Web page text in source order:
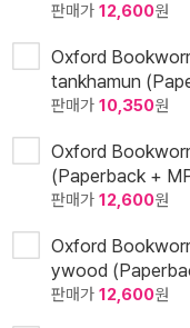
판매가 12,600원
Oxford
tankhamun
판매가 10,350원
Oxford
(Paperback +
판매가 12,600원
Oxford
ywood
판매가 12,600원